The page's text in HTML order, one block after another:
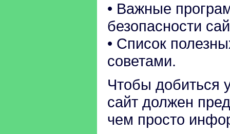
• Важные
безопасности
• Список
советами.
Чтобы добиться
сайт должен
чем просто